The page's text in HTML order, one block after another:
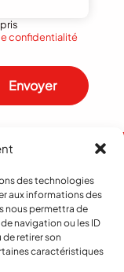
des technologies
aux informations des
nous permettra de
navigation ou les ID
de retirer son
caractéristiques
confidentialité
Envoyer